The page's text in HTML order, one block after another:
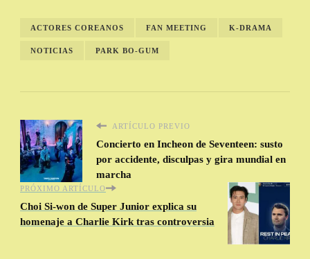
ACTORES COREANOS FAN MEETING K-DRAMA
NOTICIAS PARK BO-GUM
ARTÍCULO PREVIO
Concierto en Incheon de Seventeen: susto
por accidente, disculpas y gira mundial en
marcha
PRÓXIMO ARTÍCULO
Choi Si-won de Super Junior explica su
homenaje a Charlie Kirk tras controversia